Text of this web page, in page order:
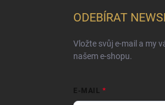
ODEBÍRAT
Vložte svůj e-mail a my
našem e-shopu.
E-MAIL